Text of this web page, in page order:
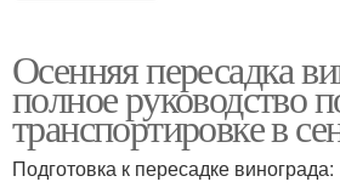
Осенняя пересадка
полное руководство
транспортировке в
Подготовка к пересадке винограда: